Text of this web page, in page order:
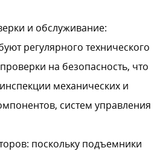
и обслуживание:
регулярного технического
на безопасность, что
механических и
систем управления
поскольку подъемники